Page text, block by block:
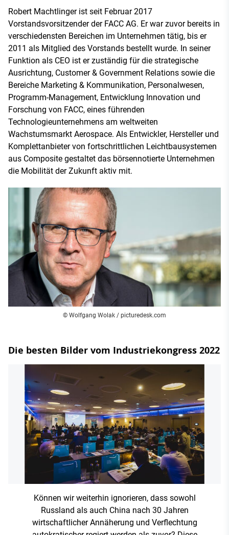
Robert Machtlinger ist seit Februar 2017
Vorstandsvorsitzender der FACC AG. Er war zuvor bereits in
verschiedensten Bereichen im Unternehmen tätig, bis er
2011 als Mitglied des Vorstands bestellt wurde. In seiner
Funktion als CEO ist er zuständig für die strategische
Ausrichtung, Customer & Government Relations sowie die
Bereiche Marketing & Kommunikation, Personalwesen,
Programm-Management, Entwicklung Innovation und
Forschung von FACC, eines führenden
Technologieunternehmens am weltweiten
Wachstumsmarkt Aerospace. Als Entwickler, Hersteller und
Komplettanbieter von fortschrittlichen Leichtbausystemen
aus Composite gestaltet das börsennotierte Unternehmen
die Mobilität der Zukunft aktiv mit.
© Wolfgang Wolak / picturedesk.com
Die besten Bilder vom Industriekongress 2022
Können wir weiterhin ignorieren, dass sowohl
Russland als auch China nach 30 Jahren
wirtschaftlicher Annäherung und Verflechtung